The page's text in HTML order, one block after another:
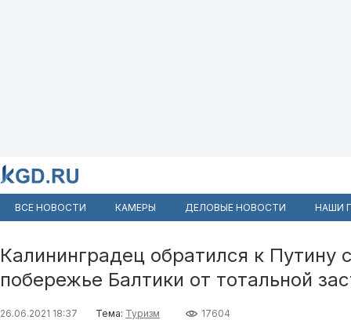
ВСЕ НОВОСТИ КАМЕРЫ ДЕЛОВЫЕ НОВОСТИ НАШИ
Калининградец обратился к Путину
побережье Балтики от тотальной
26.06.2021 18:37 Тема: Туризм 17604